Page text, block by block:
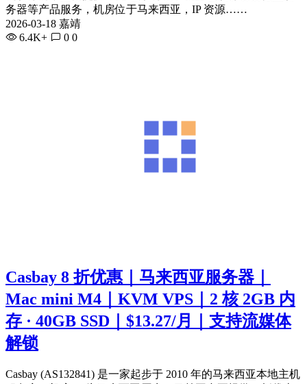
务器等产品服务，机房位于马来西亚，IP 资源……
2026-03-18 嘉靖
6.4K+
0 0
Casbay 8 折优惠｜马来西亚服务器｜
Mac mini M4｜KVM VPS｜2 核 2GB 内
存 · 40GB SSD｜$13.27/月｜支持流媒体
解锁
Casbay (AS132841) 是一家起步于 2010 年的马来西亚本地主机